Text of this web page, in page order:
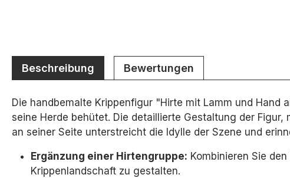
Beschreibung Bewertungen
Die handbemalte Krippenfigur "Hirte mit Lamm und Hand
seine Herde behütet. Die detaillierte Gestaltung der
an seiner Seite unterstreicht die Idylle der Szene und
Ergänzung einer Hirtengruppe: Kombinieren Sie
Krippenlandschaft zu gestalten.